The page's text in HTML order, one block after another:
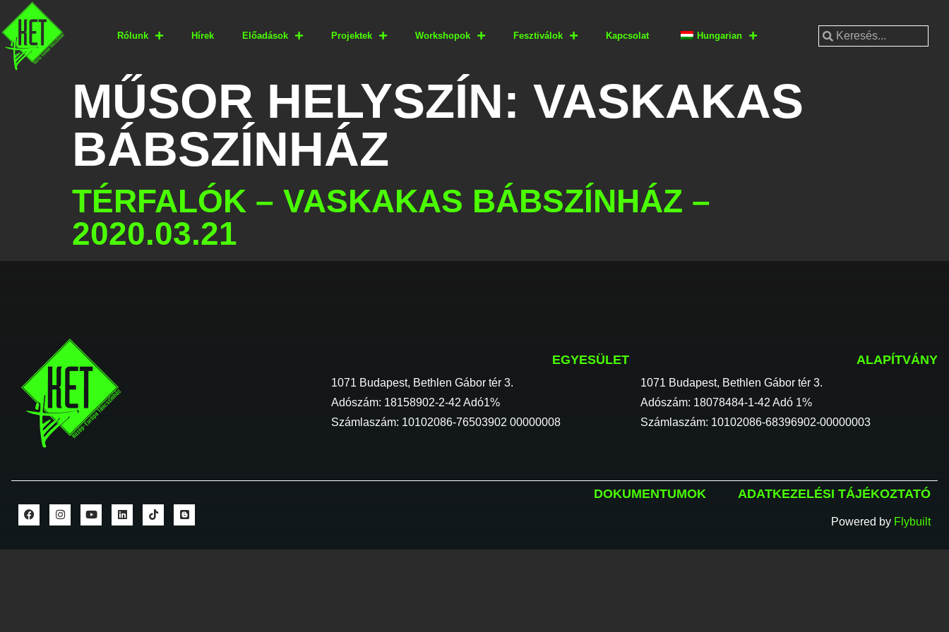
Rólunk Hírek Előadások Projektek Workshopok Fesztiválok Kapcsolat Hungarian
MŰSOR HELYSZÍN: VASKAKAS
BÁBSZÍNHÁZ
TÉRFALÓK – VASKAKAS BÁBSZÍNHÁZ –
2020.03.21
EGYESÜLET
1071 Budapest, Bethlen Gábor tér 3.
Adószám: 18158902-2-42 Adó1%
Számlaszám: 10102086-76503902 00000008
ALAPÍTVÁNY
1071 Budapest, Bethlen Gábor tér 3.
Adószám: 18078484-1-42 Adó 1%
Számlaszám: 10102086-68396902-00000003
DOKUMENTUMOK ADATKEZELÉSI TÁJÉKOZTATÓ
Powered by Flybuilt